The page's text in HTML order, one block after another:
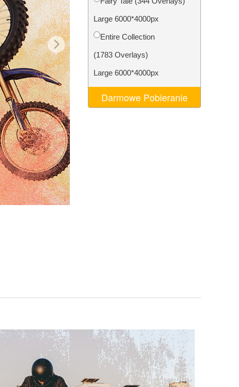
AI Video Editing Services
Large 6000*4000px
Entire Collection
(1783 Overlays)
Large 6000*4000px
Darmowe Pobieranie